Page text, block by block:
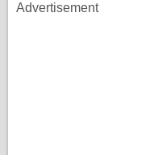
Advertisement